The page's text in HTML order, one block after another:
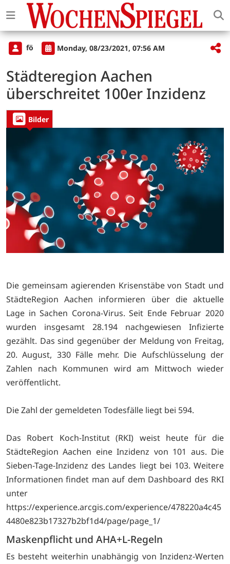
fö Monday, 08/23/2021, 07:56 AM
Städteregion Aachen
überschreitet 100er Inzidenz
Bilder
Die gemeinsam agierenden Krisenstäbe von Stadt und
StädteRegion Aachen informieren über die aktuelle
Lage in Sachen Corona-Virus. Seit Ende Februar 2020
wurden insgesamt 28.194 nachgewiesen Infizierte
gezählt. Das sind gegenüber der Meldung von Freitag,
20. August, 330 Fälle mehr. Die Aufschlüsselung der
Zahlen nach Kommunen wird am Mittwoch wieder
veröffentlicht.
Die Zahl der gemeldeten Todesfälle liegt bei 594.
Das Robert Koch-Institut (RKI) weist heute für die
StädteRegion Aachen eine Inzidenz von 101 aus. Die
Sieben-Tage-Inzidenz des Landes liegt bei 103. Weitere
Informationen findet man auf dem Dashboard des RKI
unter
https://experience.arcgis.com/experience/478220a4c45
4480e823b17327b2bf1d4/page/page_1/
Maskenpflicht und AHA+L-Regeln
Es besteht weiterhin unabhängig von Inzidenz-Werten